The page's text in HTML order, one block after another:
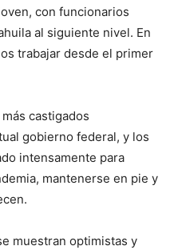
con funcionarios
al siguiente nivel. En
trabajar desde el primer
castigados
gobierno federal, y los
intensamente para
mantenerse en pie y
muestran optimistas y